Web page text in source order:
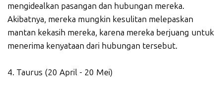
mengidealkan pasangan dan hubungan mereka.
Akibatnya, mereka mungkin kesulitan melepaskan
mantan kekasih mereka, karena mereka berjuang untuk
menerima kenyataan dari hubungan tersebut.
4. Taurus (20 April - 20 Mei)